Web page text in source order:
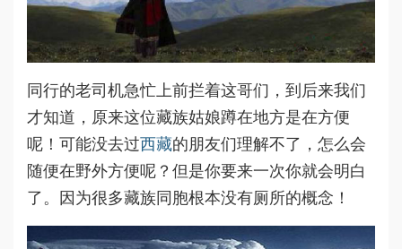
同行的老司机急忙上前拦着这哥们，到后来我们
才知道，原来这位藏族姑娘蹲在地方是在方便
呢！可能没去过西藏的朋友们理解不了，怎么会
随便在野外方便呢？但是你要来一次你就会明白
了。因为很多藏族同胞根本没有厕所的概念！